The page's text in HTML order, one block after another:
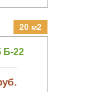
20 м2
Б-22